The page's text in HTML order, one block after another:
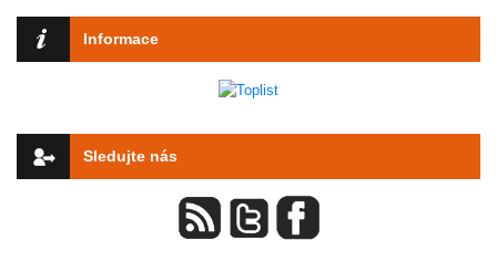
Informace
Sledujte nás